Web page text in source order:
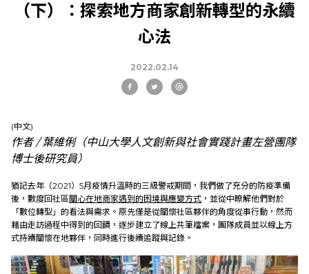
Social Practices
Education
（下）：探索地方商家創新轉型的永續
心法
2022.02.14
(中文)
作者 / 葉維俐（中山大學人文創新與社會實踐計畫左營團隊
博士後研究員）
猶記去年（2021）5月疫情升溫時的三級警戒期間，我們做了充分的防疫準備
後，數度回社區 關心在地商家遇到的困境與應變方式 ，並從中瞭解他們對於
「數位轉型」的看法與需求。原先僅是從關懷社區夥伴的角度從事行動，然而
藉由走訪過程中得到的回饋，逐步建立了線上共筆檔案，團隊成員並以線上方
式持續關懷在地夥伴，同時進行後續追蹤與記錄。